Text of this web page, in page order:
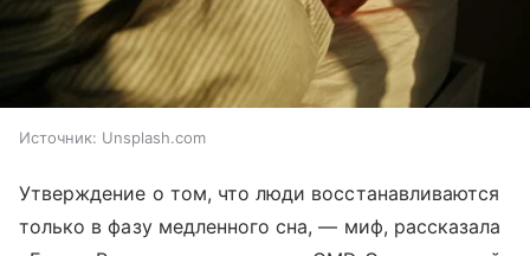
Источник: Unsplash.com
Утверждение о том, что люди восстанавливаются
только в фазу медленного сна, — миф, рассказала